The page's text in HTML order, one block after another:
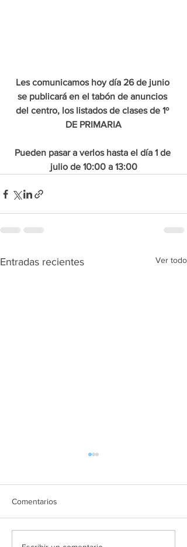
Les comunicamos hoy día 26 de junio
se publicará en el tabón de anuncios
del centro, los listados de clases de 1º
DE PRIMARIA
Pueden pasar a verlos hasta el día 1 de
julio de 10:00 a 13:00
Entradas recientes Ver todo
Comentarios